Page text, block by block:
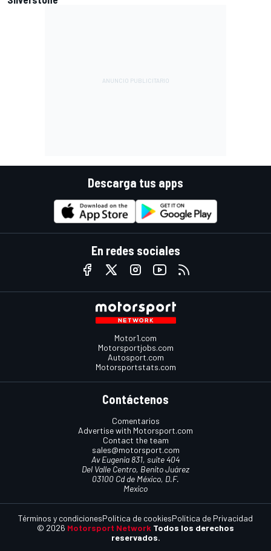
Descarga tus apps
En redes sociales
Motor1.com
Motorsportjobs.com
Autosport.com
Motorsportstats.com
Contáctenos
Comentarios
Advertise with Motorsport.com
Contact the team
sales@motorsport.com
Av Eugenia 831, suite 404
Del Valle Centro, Benito Juárez
03100 Cd de México, D.F.
Mexico
© 2026 Motorsport Network Todos los derechos
reservados.
Términos y condicionesPolítica de cookiesPolítica de Privacidad